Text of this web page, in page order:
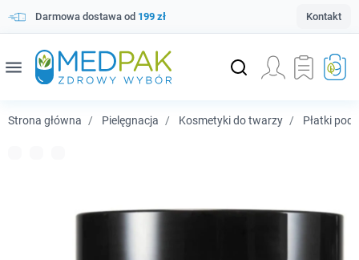
Darmowa dostawa od 199 zł Kontakt
menu
Strona główna Pielęgnacja Kosmetyki do twarzy Płatki pod